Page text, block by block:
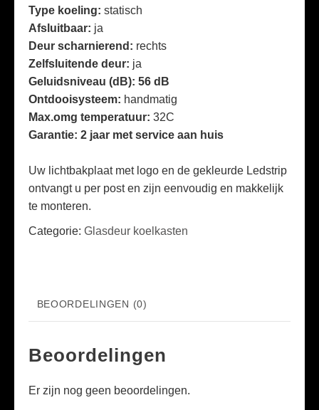
Type koeling: statisch
Afsluitbaar: ja
Deur scharnierend: rechts
Zelfsluitende deur: ja
Geluidsniveau (dB): 56 dB
Ontdooisysteem: handmatig
Max.omg temperatuur: 32C
Garantie: 2 jaar met service aan huis
Uw lichtbakplaat met logo en de gekleurde Ledstrip
ontvangt u per post en zijn eenvoudig en makkelijk
te monteren.
Categorie: Glasdeur koelkasten
BEOORDELINGEN (0)
Beoordelingen
Er zijn nog geen beoordelingen.